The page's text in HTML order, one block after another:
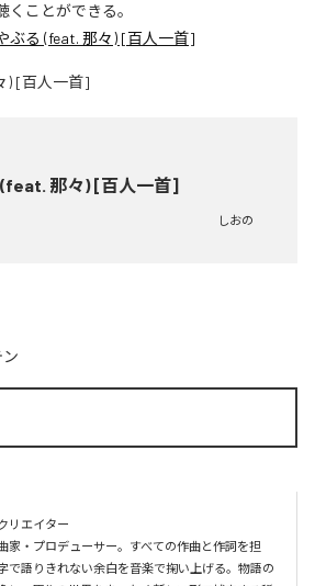
ことができる。
ぶる (feat. 那々) [百人一首]
那々) [百人一首]
しおの
リエイター
家・プロデューサー。すべての作曲と作詞を担
で語りきれない余白を音楽で掬い上げる。物語の